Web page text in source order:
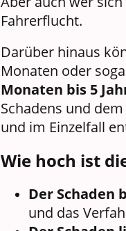
Fahrerflucht.
Darüber hinaus
Monaten oder
Monaten bis 5
Schadens und
und im Einzelfall
Wie hoch ist
Der Schaden
und das